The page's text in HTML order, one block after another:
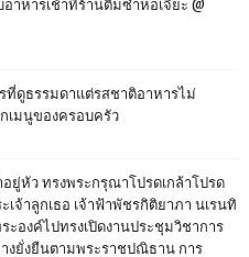
ดูธรรมดาแต่รสชาติอาหารไม่
เมนูของครอบครัว
ยู่หัว ทรงพระกรุณาโปรดเกล้าโปรด
จ้าลูกเธอ เจ้าฟ้าพัชรกิติยาภา นเรนทิ
ะองค์ไปทรงเปิดงานประชุมวิชาการ
ยั่งยืนตามพระราชปณิธาน การ